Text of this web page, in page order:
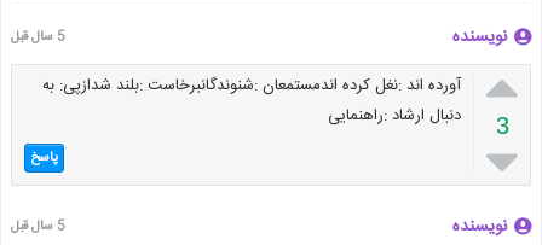
نویسنده 5 سال قبل

3

آورده اند :نغل کرده اندمستمعان :شنوندگانبرخاست :بلند شدازپی: به
دنبال ارشاد :راهنمایی
پاسخ
نویسنده 5 سال قبل